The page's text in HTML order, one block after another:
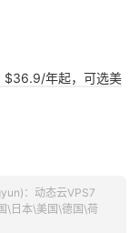
$36.9/年起，可选美
：动态云VPS7
\日本\美国\德国\荷